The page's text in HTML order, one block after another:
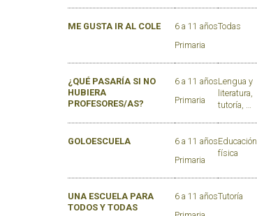
ME GUSTA IR AL COLE
6 a 11 años
Primaria
Todas
¿QUÉ PASARÍA SI NO
HUBIERA
PROFESORES/AS?
6 a 11 años
Primaria
Lengua y
literatura,
tutoría, …
GOLOESCUELA
6 a 11 años
Primaria
Educación
física
UNA ESCUELA PARA
TODOS Y TODAS
6 a 11 añosTutoría